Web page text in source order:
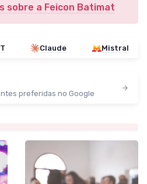
sobre a Feicon Batimat
Claude Mistral
preferidas no Google